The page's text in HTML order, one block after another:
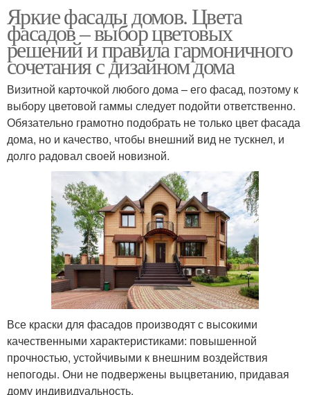
Яркие фасады домов. Цвета
фасадов – выбор цветовых
решений и правила гармоничного
сочетания с дизайном дома
Визитной карточкой любого дома – его фасад, поэтому к
выбору цветовой гаммы следует подойти ответственно.
Обязательно грамотно подобрать не только цвет фасада
дома, но и качество, чтобы внешний вид не тускнел, и
долго радовал своей новизной.
Все краски для фасадов производят с высокими
качественными характеристиками: повышенной
прочностью, устойчивыми к внешним воздействия
непогоды. Они не подвержены выцветанию, придавая
дому индивидуальность.